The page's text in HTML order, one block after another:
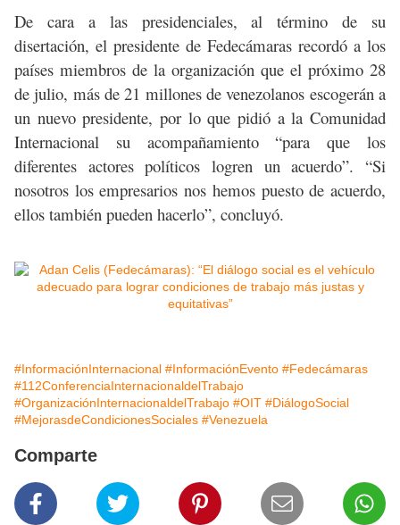
De cara a las presidenciales, al término de su
disertación, el presidente de Fedecámaras recordó a los
países miembros de la organización que el próximo 28
de julio, más de 21 millones de venezolanos escogerán a
un nuevo presidente, por lo que pidió a la Comunidad
Internacional su acompañamiento “para que los
diferentes actores políticos logren un acuerdo”. “Si
nosotros los empresarios nos hemos puesto de acuerdo,
ellos también pueden hacerlo”, concluyó.
#InformaciónInternacional #InformaciónEvento #Fedecámaras
#112ConferenciaInternacionaldelTrabajo
#OrganizaciónInternacionaldelTrabajo #OIT #DiálogoSocial
#MejorasdeCondicionesSociales #Venezuela
Comparte